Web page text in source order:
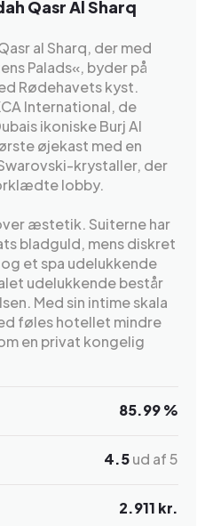
Qasr Al Sharq
al Sharq, der med
Palads«, byder på
Rødehavets kyst.
International, de
ikoniske Burj Al
øjekast med en
krystaller, der
lobby.
æstetik. Suiterne har
bladguld, mens diskret
et spa udelukkende
udelukkende består
Med sin intime skala
føles hotellet mindre
en privat kongelig
85.99 %
4.5ud af 5
2.911 kr.